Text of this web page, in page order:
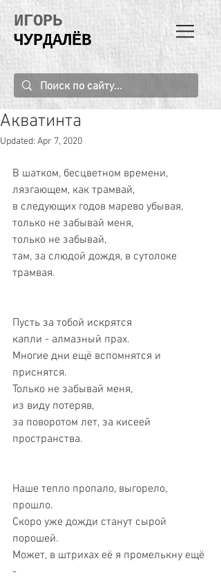
ИГОРЬ
ЧУРДАЛЁВ
Акватинта
Updated: Apr 7, 2020
В шатком, бесцветном времени,
лязгающем, как трамвай,
в следующих годов марево убывая,
только не забывай меня,
только не забывай,
там, за слюдой дождя, в сутолоке
трамвая.
Пусть за тобой искрятся
капли - алмазный прах.
Многие дни ещё вспомнятся и
приснятся.
Только не забывай меня,
из виду потеряв,
за поворотом лет, за кисеей
пространства.
Наше тепло пропало, выгорело,
прошло.
Скоро уже дожди станут сырой
порошей.
Может, в штрихах её я промелькну ещё
-